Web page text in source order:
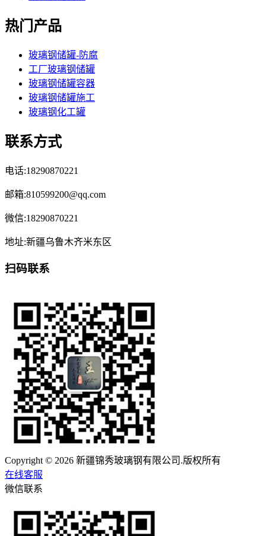
热门产品
玻璃钢储罐-防腐
工厂玻璃钢储罐
玻璃钢储罐容器
玻璃钢储罐施工
玻璃钢化工罐
联系方式
电话:18290870221
邮箱:810599200@qq.com
微信:18290870221
地址:新疆乌鲁木齐米东区
扫码联系
Copyright © 2026 新疆锦秀玻璃钢有限公司.版权所有
在线客服
微信联系